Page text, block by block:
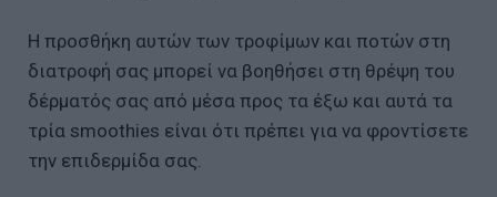
Η προσθήκη αυτών των τροφίμων και ποτών στη
διατροφή σας μπορεί να βοηθήσει στη θρέψη του
δέρματός σας από μέσα προς τα έξω και αυτά τα
τρία smoothies είναι ότι πρέπει για να φροντίσετε
την επιδερμίδα σας.